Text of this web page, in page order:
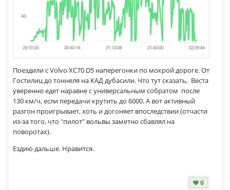
Поездили с Volvo XC70 D5 наперегонки по мокрой дороге. От
Гостилиц до тоннеля на КАД дубасили. Что тут сказать, Веста
уверенно едет наравне с универсальным собратом после
130 км/ч, если передачи крутить до 6000. А вот активный
разгон проигрывает, хоть и догоняет впоследствии (отчасти
из-за того, что "пилот" вольвы заметно сбавлял на
поворотах).
Ездию дальше. Нравится.
6